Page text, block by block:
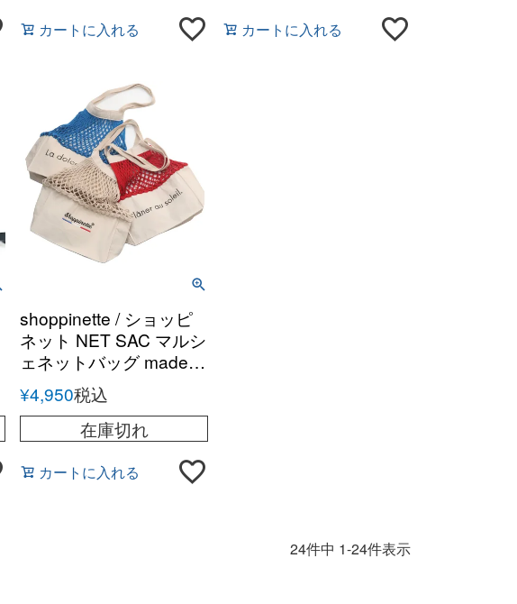
カートに入れる カートに入れる
shoppinette / ショッピ
ネット NET SAC マルシ
ェネットバッグ made in
France トートバッグ エ
コバッグ
¥4,950税込
在庫切れ
カートに入れる
24件中 1-24件表示